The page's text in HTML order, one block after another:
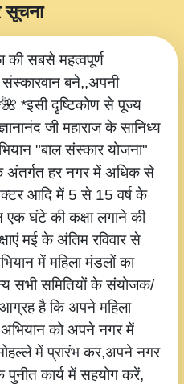
सबसे महत्वपूर्ण
संस्कारवान बने,,अपनी
*इसी दृष्टिकोण से पूज्य
जी महाराज के सानिध्य
"बाल संस्कार योजना"
अंतर्गत हर नगर में अधिक से
आदि में 5 से 15 वर्ष के
एक घंटे की कक्षा लगाने की
मई के अंतिम रविवार से
में महिला मंडलों का
सभी समितियों के संयोजक/
आग्रह है कि अपने महिला
को अपने नगर में
में प्रारंभ कर,अपने नगर
पुनीत कार्य में सहयोग करें,
सूचना